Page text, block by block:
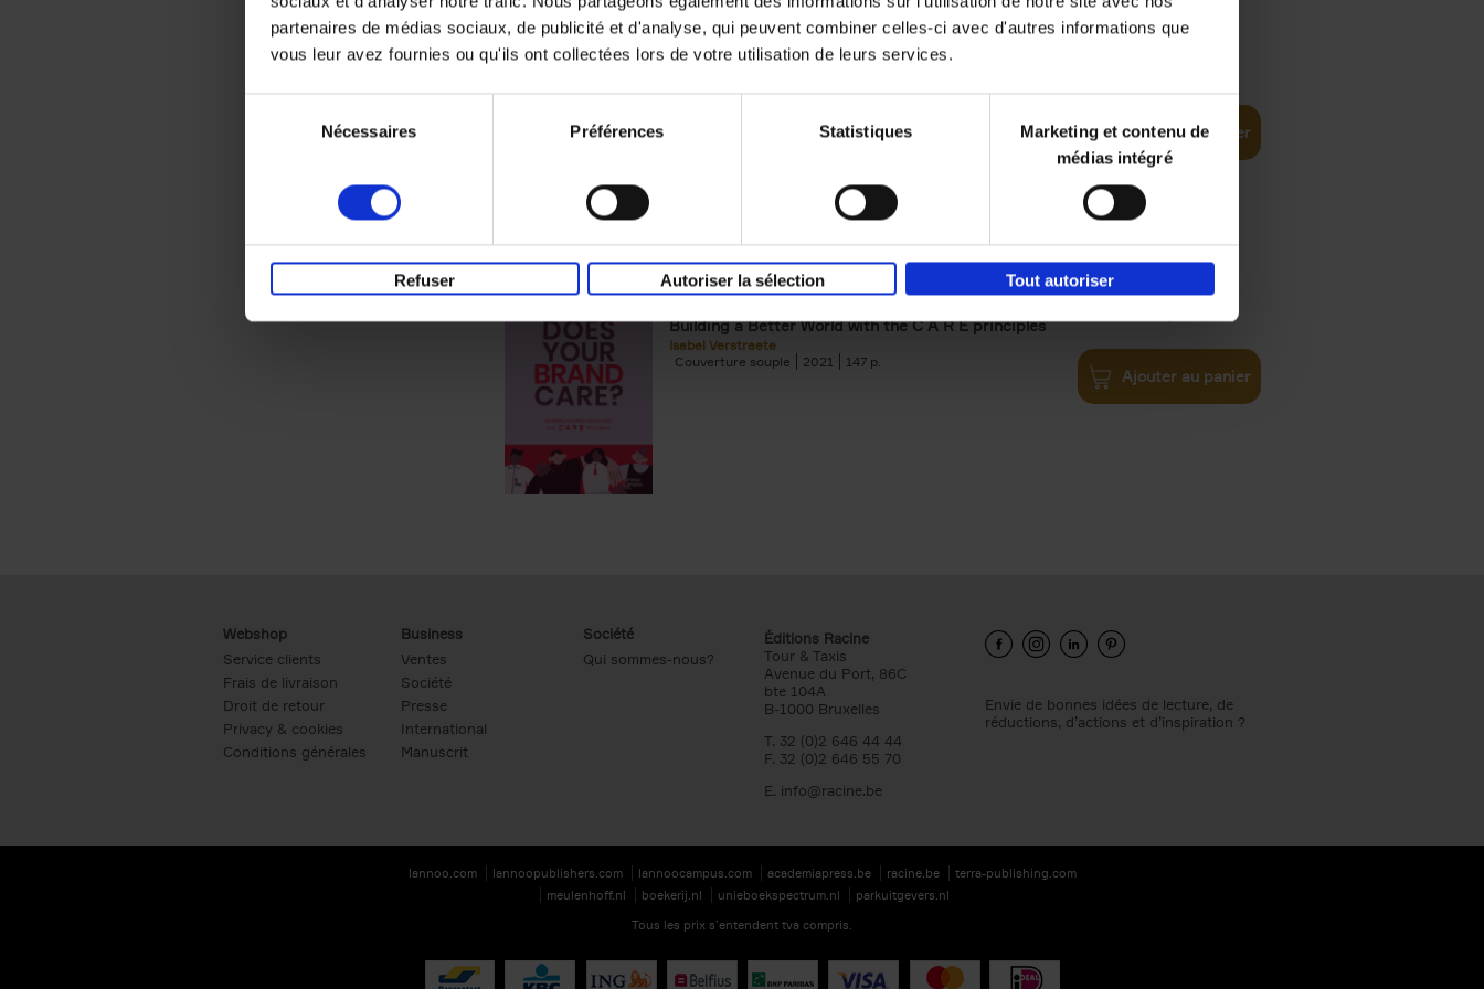
partenaires de médias sociaux, de publicité et d'analyse, qui peuvent combiner celles-ci avec d'autres informations que
vous leur avez fournies ou qu'ils ont collectées lors de votre utilisation de leurs services.
Nécessaires Préférences Statistiques
Marketing et contenu de
médias intégré
Refuser Autoriser la sélection Tout autoriser
Digital marketing like a PRO -
completely revised edition
Ajouter au panier
Does Your Brand Care?
Building a Better World with the C A R E principles
Isabel Verstraete
Couverture souple
2021 147
€34,99
Ajouter au panier
Webshop
Service clients
Frais de livraison
Droit de retour
Privacy & cookies
Conditions générales
Business
Ventes
Société
Presse
International
Manuscrit
Société
Qui sommes-nous?
Éditions Racine
Tour & Taxis
Avenue du Port, 86C
bte 104A
B-1000 Bruxelles
T. 32 (0)2 646 44 44
F. 32 (0)2 646 55 70
E. info@racine.be
Envie de bonnes idées de lecture, de
réductions, d’actions et d’inspiration ?
lannoo.com lannoopublishers.com lannoocampus.com academiapress.be racine.be
terra-publishing.com
meulenhoff.nl
boekerij.nl unieboekspectrum.nl
parkuitgevers.nl
Tous les prix s’entendent tva compris.